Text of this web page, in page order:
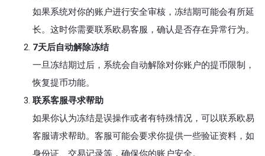
如果系统对你的账户进行安全审核，冻结期可能会有所延
长。这时你需要联系欧易客服，确认是否存在异常行为。
7天后自动解除冻结
一旦冻结期过后，系统会自动解除对你账户的提币限制，
恢复提币功能。
联系客服寻求帮助
如果你认为冻结是误操作或者有特殊情况，可以联系欧易
客服请求帮助。客服可能会要求你提供一些验证资料，如
身份证、交易记录等，确保你的账户安全。